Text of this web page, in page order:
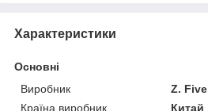
Характеристики
Основні
Виробник
Z. Five
Країна виробник
Китай